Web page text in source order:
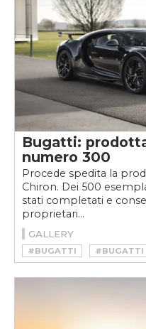
Bugatti:
numero 300
Procede spedita la
Chiron. Dei 500
stati completati e
proprietari...
GALLERY
#BUGATTI
#BUGATTI
#BUGATTI CHIRON PUR
#CHIRON PUR SPORT